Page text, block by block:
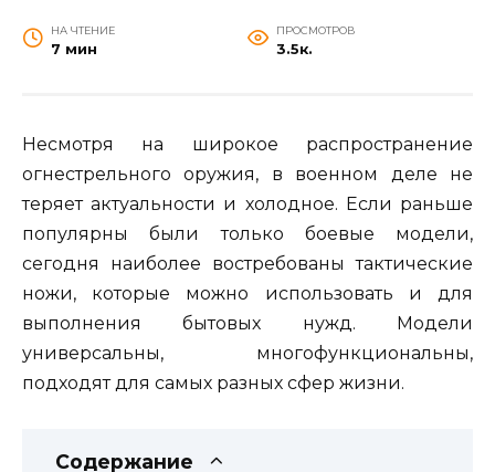
НА ЧТЕНИЕ
7 мин
ПРОСМОТРОВ
3.5к.
Несмотря на широкое распространение
огнестрельного оружия, в военном деле не
теряет актуальности и холодное. Если раньше
популярны были только боевые модели,
сегодня наиболее востребованы тактические
ножи, которые можно использовать и для
выполнения бытовых нужд. Модели
универсальны, многофункциональны,
подходят для самых разных сфер жизни.
Содержание